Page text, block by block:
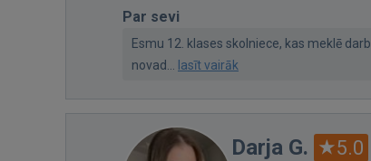
Par sevi
Esmu 12. klases skolniece, kas meklē
novad... lasīt vairāk
Darja G. 5.0